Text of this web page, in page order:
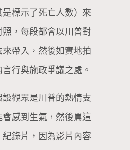
標示了死亡人數）來
照，每段都會以川普對
帶入，然後如實地拍
行與施政爭議之處。
觀眾是川普的熱情支
感到生氣，然後罵這
錄片，因為影片內容